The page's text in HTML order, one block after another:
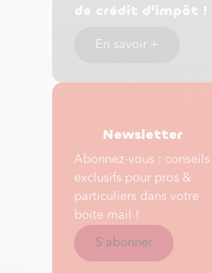
de crédit d'impôt !
En savoir +
Newsletter
Abonnez-vous : conseils
exclusifs pour pros &
particuliers dans votre
boite mail !
S'abonner